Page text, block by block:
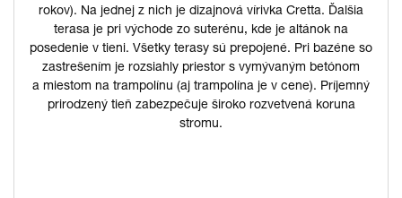
rokov). Na jednej z nich je dizajnová vírivka Cretta. Ďalšia
terasa je pri východe zo suterénu, kde je altánok na
posedenie v tieni. Všetky terasy sú prepojené. Pri bazéne so
zastrešením je rozsiahly priestor s vymývaným betónom
a miestom na trampolínu (aj trampolína je v cene). Príjemný
prirodzený tieň zabezpečuje široko rozvetvená koruna
stromu.